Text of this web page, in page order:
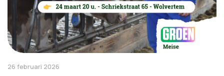
26 februari 2026